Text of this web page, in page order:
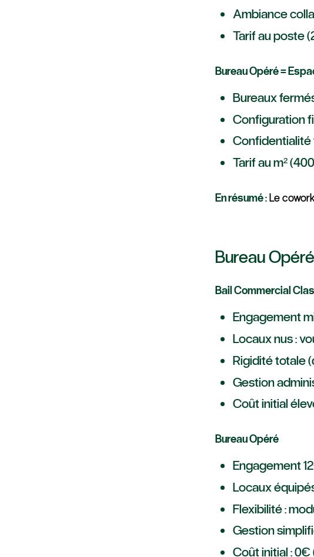
Ambiance
Tarif au poste
Bureau Opéré =
Bureaux
Configuration
Confidentialité
Tarif au m²
En résumé :Le
Bureau
Bail Commercial
Engagement
Locaux nus :
Rigidité totale
Gestion
Coût initial
Bureau Opéré
Engagement
Locaux
Flexibilité :
Gestion
Coût initial :